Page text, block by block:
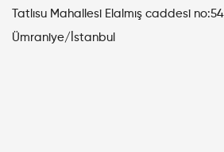
Tatlısu Mahallesi Elalmış caddesi
Ümraniye/İstanbul